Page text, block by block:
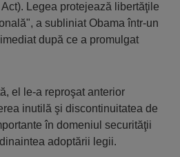
Legea protejează libertăţile
a subliniat Obama într-un
după ce a promulgat
el le-a reproşat anterior
inutilă şi discontinuitatea de
în domeniul securităţii
adoptării legii.